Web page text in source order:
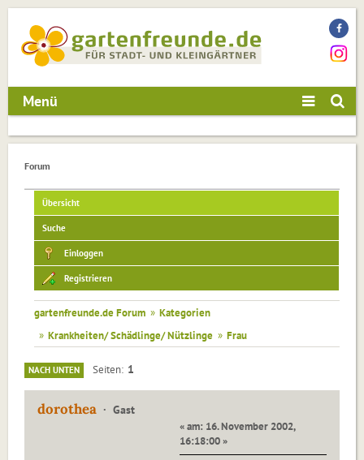
Menü
Forum
Übersicht
Suche
Einloggen
Registrieren
gartenfreunde.de Forum » Kategorien
» Krankheiten/ Schädlinge/ Nützlinge » Frau
NACH UNTEN Seiten 1
dorothea Gast
« am: 16. November 2002,
16:18:00 »